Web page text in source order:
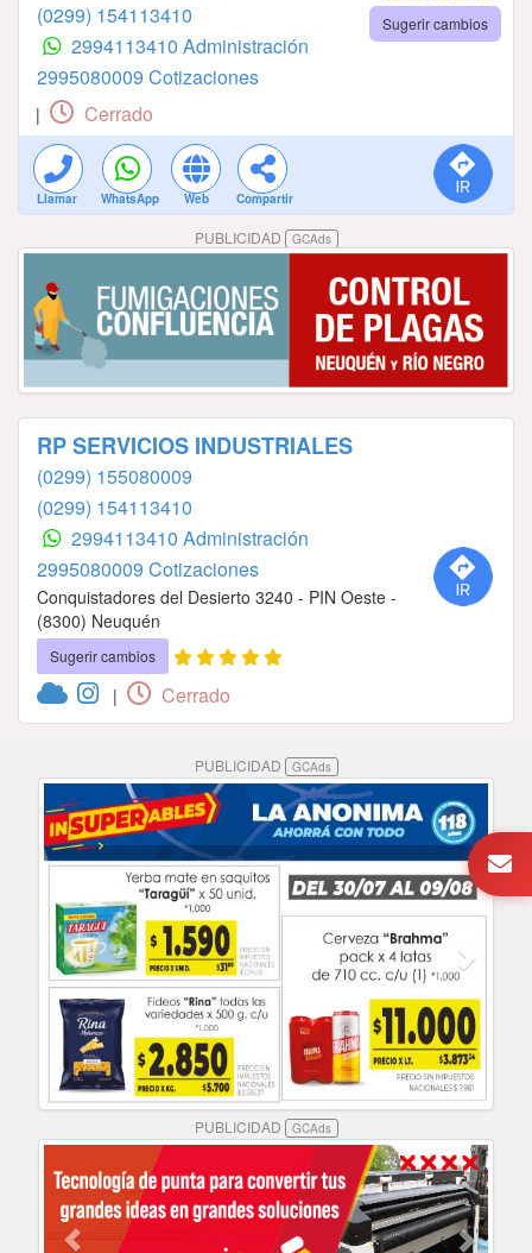
(0299) 154113410
2994113410 Administración
2995080009 Cotizaciones
Sugerir cambios
| Cerrado
Llamar WhatsApp Web Compartir
PUBLICIDAD GCAds
RP SERVICIOS INDUSTRIALES
(0299) 155080009
(0299) 154113410
2994113410 Administración
2995080009 Cotizaciones
Conquistadores del Desierto 3240 - PIN Oeste -
(8300) Neuquén
Sugerir cambios
| Cerrado
PUBLICIDAD GCAds
PUBLICIDAD GCAds